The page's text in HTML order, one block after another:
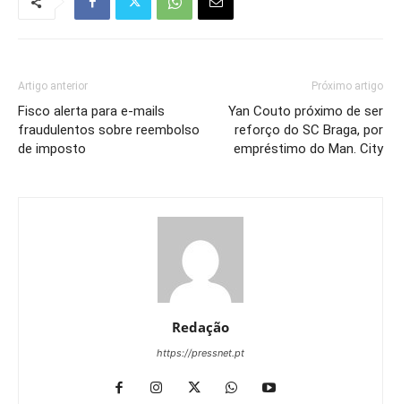
Artigo anterior
Fisco alerta para e-mails
fraudulentos sobre reembolso
de imposto
Próximo artigo
Yan Couto próximo de ser
reforço do SC Braga, por
empréstimo do Man. City
Redação
https://pressnet.pt